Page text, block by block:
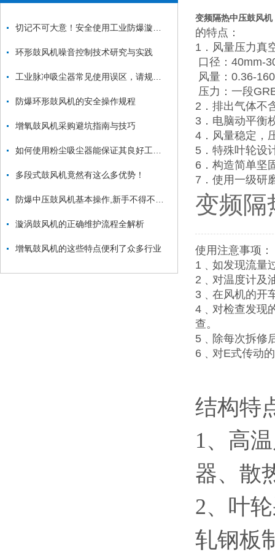
环形鼓风机噪音控制技术研究与实践
防爆环形鼓风机的安全操作规程
增氧鼓风机采购避坑指南与技巧
多段式鼓风机竟然有这么多优势！
漩涡鼓风机的正确维护流程全解析
增氧鼓风机的这些特点便利了众多行业
变频隔热中压鼓风机
的特点：
1．风量压力真
口径：40mm-
风量：0.36-
压力：一段
2．排出气体不
3．电脑动平衡
4．风量稳定，
5．特殊叶轮设
6．构造简单坚
7．使用一级研
变频隔
使用注意事项：
1﹑如发现流量
2﹑对温度计及
3﹑在风机的开
4﹑对检查发现
查。
5﹑除每次拆修
6﹑对E式传动
结构特
1、高
器、散
2、叶
轧钢板